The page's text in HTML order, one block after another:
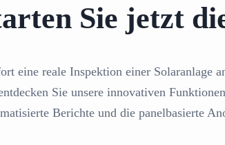
Sie jetzt
eine reale Inspektion einer Solaranlage
Sie unsere innovativen
Berichte und die panelbasierte